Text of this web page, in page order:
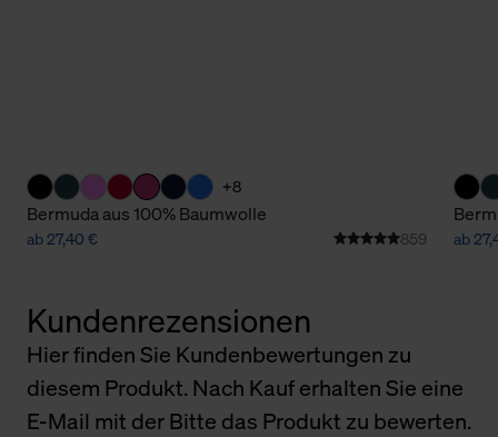
+8
Bermuda aus 100% Baumwolle
ab 27,40 € 859 ab
Kundenrezensionen
Hier finden Sie Kundenbewertungen zu
diesem Produkt. Nach Kauf erhalten Sie eine
E-Mail mit der Bitte das Produkt zu bewerten.